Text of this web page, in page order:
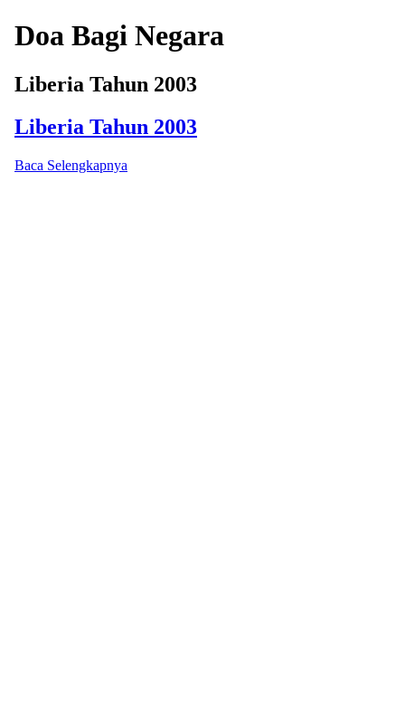
Doa Bagi Negara
Liberia Tahun 2003
Liberia Tahun 2003
Baca Selengkapnya